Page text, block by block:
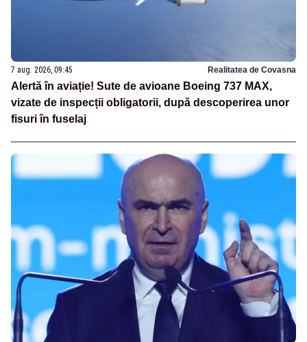
7 aug. 2026, 09:45 Realitatea de Covasna
Alertă în aviație! Sute de avioane Boeing 737 MAX,
vizate de inspecții obligatorii, după descoperirea unor
fisuri în fuselaj